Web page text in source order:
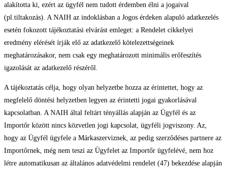
alakította ki, ezért az ügyfél nem tudott érdemben élni a jogaival
(pl.tiltakozás). A NAIH az indoklásban a Jogos érdeken alapuló adatkezelés
esetén fokozott tájékoztatási elvárást emleget: a Rendelet cikkelyei
eredmény elérését írják elő az adatkezelő kötelezettségeinek
meghatározásakor, nem csak egy meghatározott minimális erőfeszítés
igazolását az adatkezelő részéről.
A tájékoztatás célja, hogy olyan helyzetbe hozza az érintettet, hogy az
megfelelő döntési helyzetben legyen az érintetti jogai gyakorlásával
kapcsolatban. A NAIH által feltárt tényállás alapján az Ügyfél és az
Importőr között nincs közvetlen jogi kapcsolat, ügyféli jogviszony. Az,
hogy az Ügyfél ügyfele a Márkaszerviznek, az pedig szerződéses partnere az
Importőrnek, még nem teszi az Ügyfelet az Importőr ügyfelévé, nem hoz
létre automatikusan az általános adatvédelmi rendelet (47) bekezdése alapján